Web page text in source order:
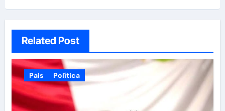
Related Post
Pais Política